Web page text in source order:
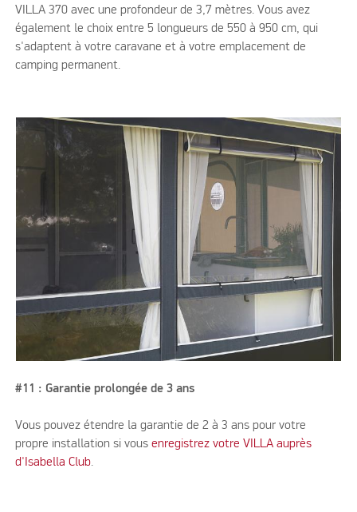
VILLA 370 avec une profondeur de 3,7 mètres. Vous avez
également le choix entre 5 longueurs de 550 à 950 cm, qui
s'adaptent à votre caravane et à votre emplacement de
camping permanent.
#11 : Garantie prolongée de 3 ans
Vous pouvez étendre la garantie de 2 à 3 ans pour votre
propre installation si vousenregistrez votre VILLA auprès
d'Isabella Club.